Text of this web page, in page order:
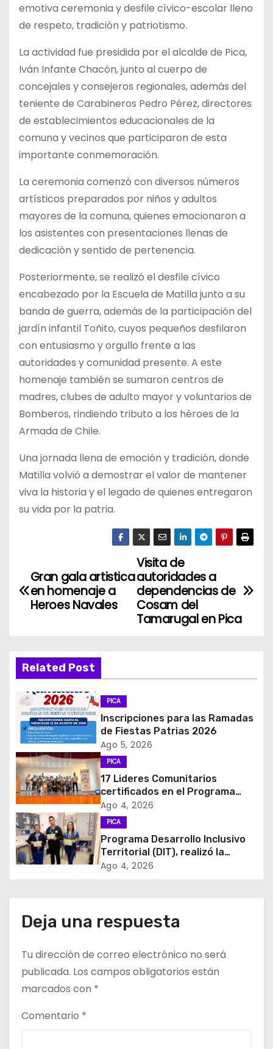
emotiva ceremonia y desfile cívico-escolar lleno
de respeto, tradición y patriotismo.
La actividad fue presidida por el alcalde de Pica,
Iván Infante Chacón, junto al cuerpo de
concejales y consejeros regionales, además del
teniente de Carabineros Pedro Pérez, directores
de establecimientos educacionales de la
comuna y vecinos que participaron de esta
importante conmemoración.
La ceremonia comenzó con diversos números
artísticos preparados por niños y adultos
mayores de la comuna, quienes emocionaron a
los asistentes con presentaciones llenas de
dedicación y sentido de pertenencia.
Posteriormente, se realizó el desfile cívico
encabezado por la Escuela de Matilla junto a su
banda de guerra, además de la participación del
jardín infantil Toñito, cuyos pequeños desfilaron
con entusiasmo y orgullo frente a las
autoridades y comunidad presente. A este
homenaje también se sumaron centros de
madres, clubes de adulto mayor y voluntarios de
Bomberos, rindiendo tributo a los héroes de la
Armada de Chile.
Una jornada llena de emoción y tradición, donde
Matilla volvió a demostrar el valor de mantener
viva la historia y el legado de quienes entregaron
su vida por la patria.
N
a
g
a
c
i
ó
n
d
e
t
r
a
Visita de
autoridades a
dependencias de
Cosam del
Tamarugal en Pica
Gran gala artistica
en homenaje a
Heroes Navales
Related Post
PICA
Inscripciones para las Ramadas
de Fiestas Patrias 2026
Ago 5, 2026
PICA
17 Lideres Comunitarios
certificados en el Programa
MÁS AMA
Ago 4, 2026
PICA
Programa Desarrollo Inclusivo
Territorial (DIT), realizó la
entrega de Cajas de Regulación
Ago 4, 2026
Deja una respuesta
Tu dirección de correo electrónico no será
publicada. Los campos obligatorios están
marcados con *
Comentario *